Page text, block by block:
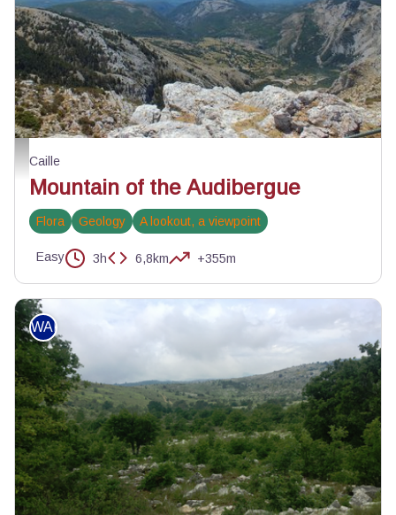
Vue sur les gorges de la Siagne - ©Julien Lageat - PNR Préalpes d'Azur
Caille
Mountain of the Audibergue
Flora Geology A lookout, a viewpoint
Easy 3h 6,8km +355m
WALKING